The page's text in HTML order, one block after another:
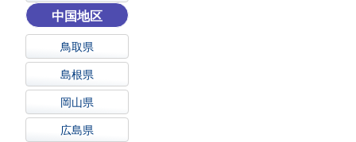
中国地区
鳥取県
島根県
岡山県
広島県